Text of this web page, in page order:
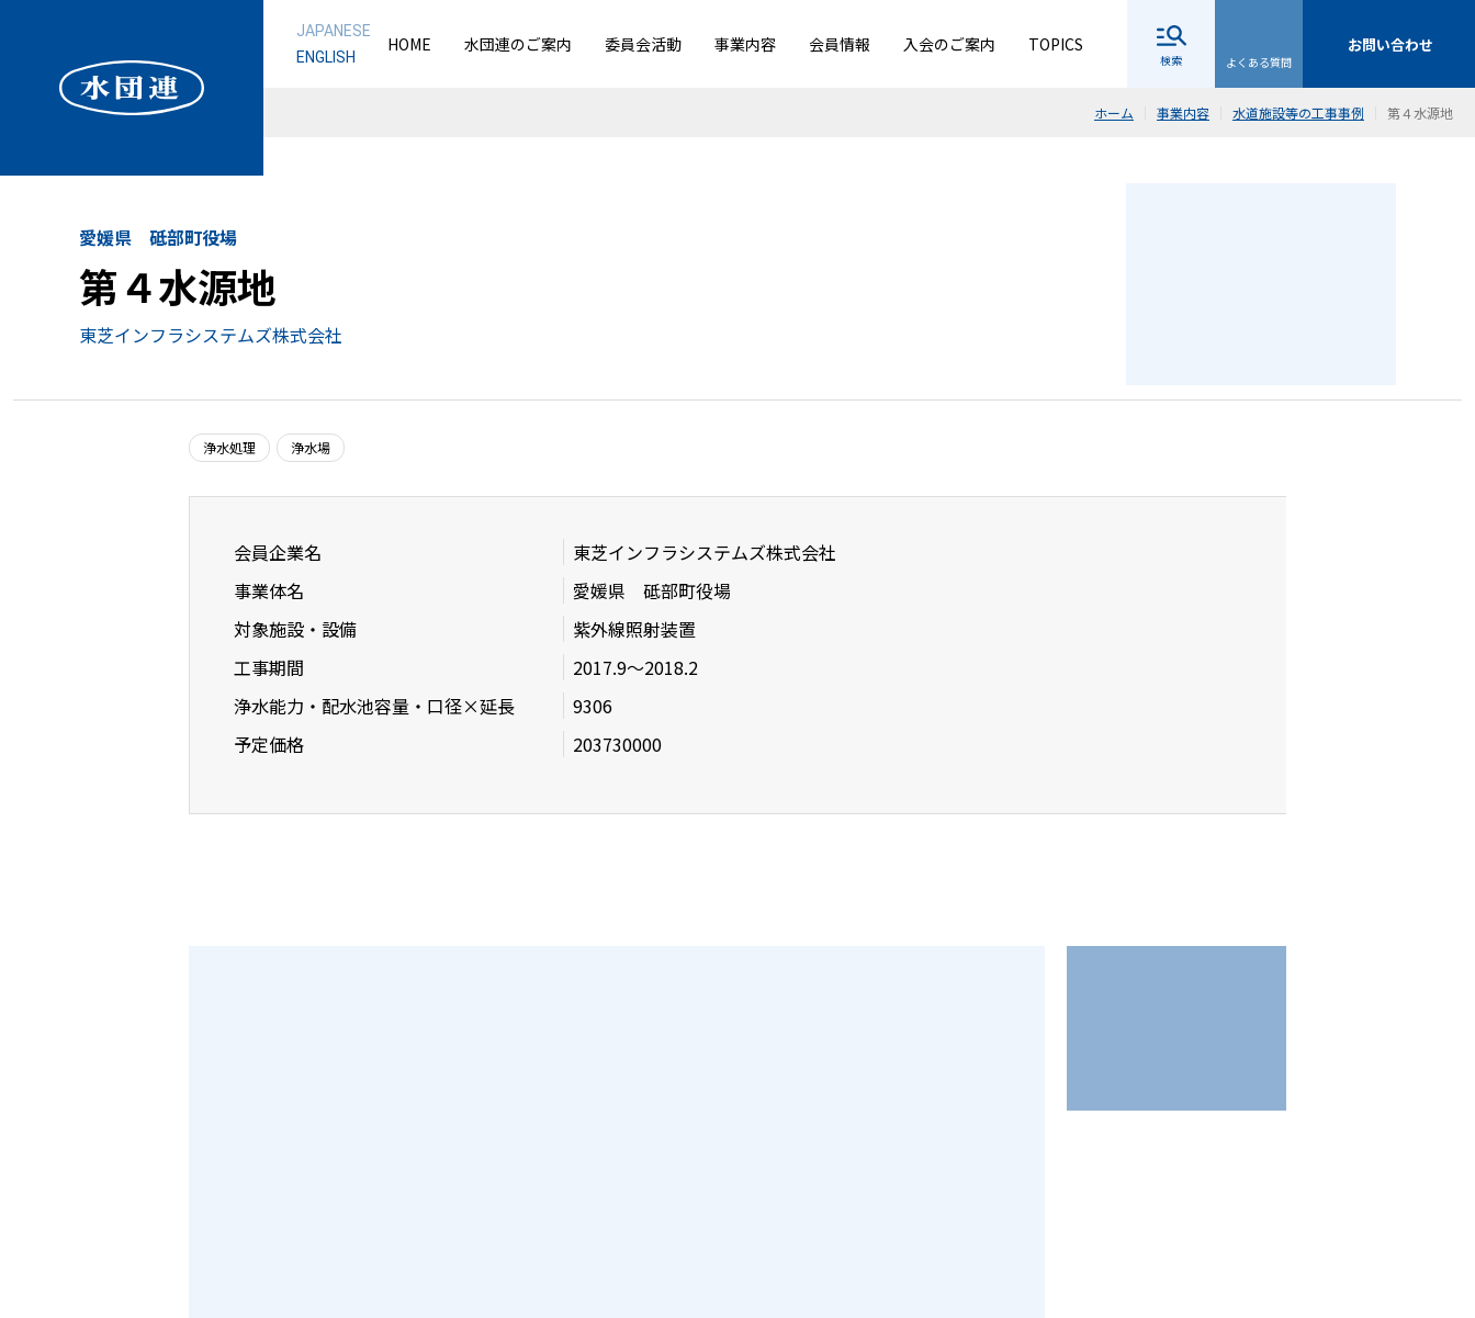
JAPANESE
ENGLISH
HOME 水団連のご案内 委員会活動 事業内容 会員情報 入会のご案内 TOPICS
検索 よくある質問
お問い合わせ
ホーム 事業内容 水道施設等の工事事例 第４水源地
愛媛県 砥部町役場
第４水源地
東芝インフラシステムズ株式会社
浄水処理 浄水場
会員企業名
東芝インフラシステムズ株式会社
事業体名
愛媛県 砥部町役場
対象施設・設備
紫外線照射装置
工事期間
2017.9～2018.2
浄水能力・配水池容量・口径×延長
9306
予定価格
203730000